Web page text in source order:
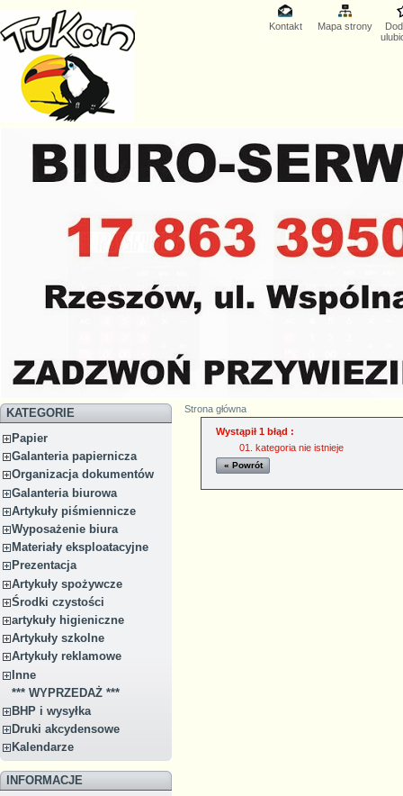
Kontakt Mapa strony
KATEGORIE
Papier
Galanteria papiernicza
Organizacja dokumentów
Galanteria biurowa
Artykuły piśmiennicze
Wyposażenie biura
Materiały eksploatacyjne
Prezentacja
Artykuły spożywcze
Środki czystości
artykuły higieniczne
Artykuły szkolne
Artykuły reklamowe
Inne
*** WYPRZEDAŻ ***
BHP i wysyłka
Druki akcydensowe
Kalendarze
INFORMACJE
Strona główna
Wystąpił 1 błąd :
kategoria nie istnieje
« Powrót